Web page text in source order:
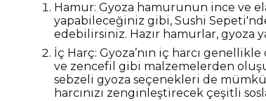
Hamur: Gyoza hamurunun ince ve
yapabileceğiniz gibi, Sushi
edebilirsiniz. Hazır hamurlar, gyoza
İç Harç: Gyoza’nın iç harcı
ve zencefil gibi malzemelerden
sebzeli gyoza seçenekleri de
harcınızı zenginleştirecek çeşitli